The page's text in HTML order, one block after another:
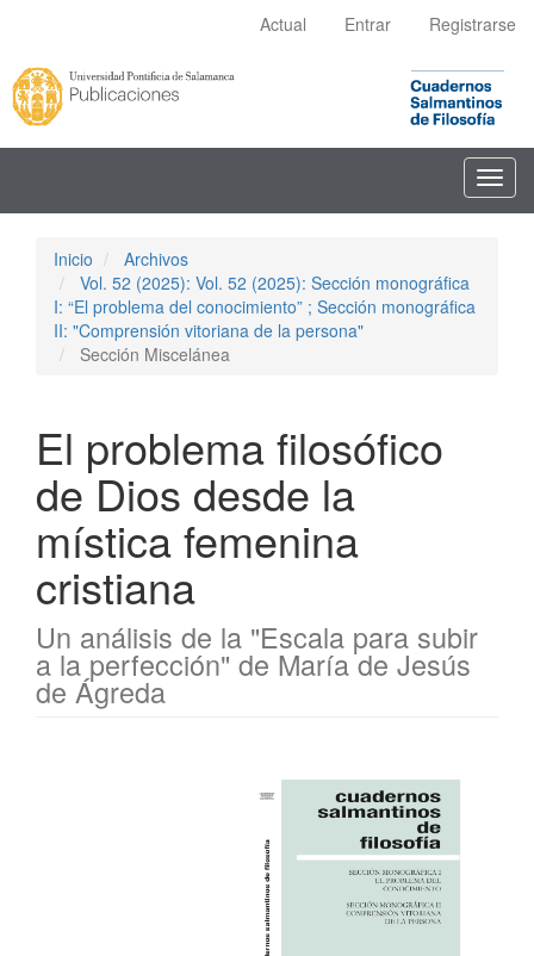
principal
Barra
lateral
Actual Entrar Registrarse
Inicio
Archivos
Vol. 52 (2025): Vol. 52 (2025): Sección monográfica
I: “El problema del conocimiento” ; Sección monográfica
II: "Comprensión vitoriana de la persona"
Sección Miscelánea
El problema filosófico
de Dios desde la
mística femenina
cristiana
Un análisis de la "Escala para subir
a la perfección" de María de Jesús
de Ágreda